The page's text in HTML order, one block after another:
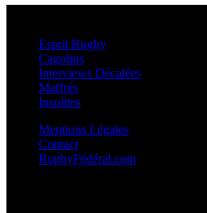
Esprit Rugby
Cagolins
Interviews Décalées
Maffrés
Insolites
Mentions Légales
Contact
RugbyFédéral.com